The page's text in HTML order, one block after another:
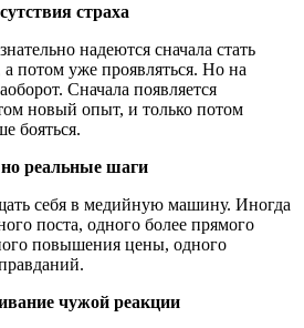
страха
надеются сначала стать
потом уже проявляться. Но на
Сначала появляется
новый опыт, и только потом
бояться.
реальные шаги
себя в медийную машину. Иногда
поста, одного более прямого
повышения цены, одного
чужой реакции